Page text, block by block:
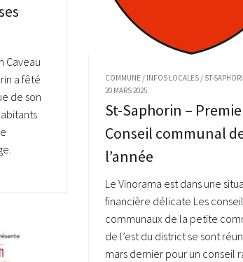
Caveau
a fêté
de son
COMMUNE / INFOS LOCALES/ ST-
20 MARS 2025
St-Saphorin –
Conseil communal
l’année
Le Vinorama est dans une
financière délicate Les
communaux de la petite
de l’est du district se sont
mars dernier pour un conseil